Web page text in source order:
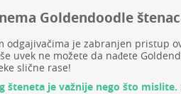
Goldendoodle
odgajivačima je zabranjen pristup
uvek ne možete da nađete
slične rase!
šteneta je važnije nego što mislite.